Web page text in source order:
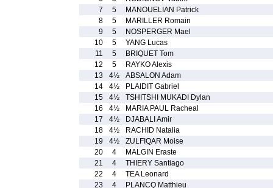
7
5
MANOUELIAN Patrick
8
5
MARILLER Romain
9
5
NOSPERGER Mael
10
5
YANG Lucas
11
5
BRIQUET Tom
12
5
RAYKO Alexis
13
4½
ABSALON Adam
14
4½
PLAIDIT Gabriel
15
4½
TSHITSHI MUKADI Dylan
16
4½
MARIA PAUL Racheal
17
4½
DJABALI Amir
18
4½
RACHID Natalia
19
4½
ZULFIQAR Moise
20
4
MALGIN Eraste
21
4
THIERY Santiago
22
4
TEA Leonard
23
4
PLANCQ Matthieu